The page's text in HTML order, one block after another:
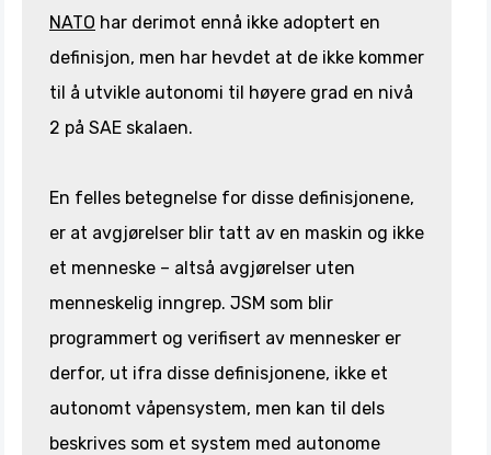
NATO har derimot ennå ikke adoptert en
definisjon, men har hevdet at de ikke kommer
til å utvikle autonomi til høyere grad en nivå
2 på SAE skalaen.
En felles betegnelse for disse definisjonene,
er at avgjørelser blir tatt av en maskin og ikke
et menneske – altså avgjørelser uten
menneskelig inngrep. JSM som blir
programmert og verifisert av mennesker er
derfor, ut ifra disse definisjonene, ikke et
autonomt våpensystem, men kan til dels
beskrives som et system med autonome